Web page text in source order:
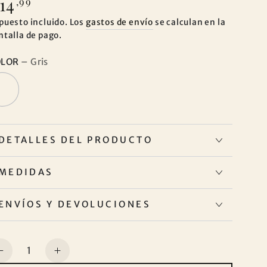
14
incluido. Los gastos de envío se calculan en la
de pago.
– Gris
DEL PRODUCTO
Y DEVOLUCIONES
Reducir
Aumentar